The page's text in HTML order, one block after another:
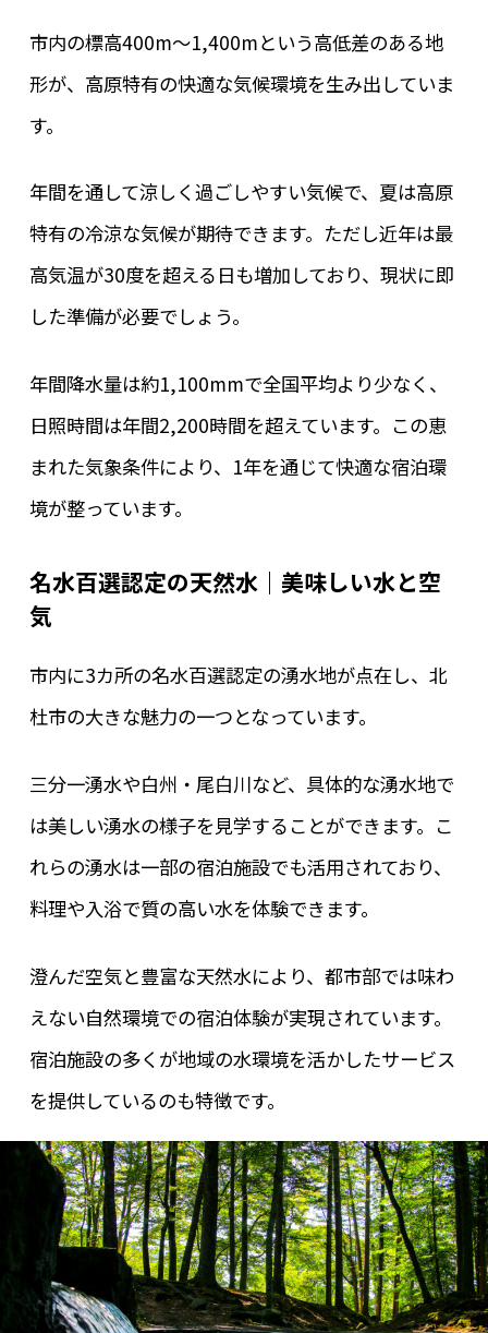
市内の標高400m～1,400mという高低差のある地
形が、高原特有の快適な気候環境を生み出していま
す。
年間を通して涼しく過ごしやすい気候で、夏は高原
特有の冷涼な気候が期待できます。ただし近年は最
高気温が30度を超える日も増加しており、現状に即
した準備が必要でしょう。
年間降水量は約1,100mmで全国平均より少なく、
日照時間は年間2,200時間を超えています。この恵
まれた気象条件により、1年を通じて快適な宿泊環
境が整っています。
名水百選認定の天然水｜美味しい水と空
気
市内に3カ所の名水百選認定の湧水地が点在し、北
杜市の大きな魅力の一つとなっています。
三分一湧水や白州・尾白川など、具体的な湧水地で
は美しい湧水の様子を見学することができます。こ
れらの湧水は一部の宿泊施設でも活用されており、
料理や入浴で質の高い水を体験できます。
澄んだ空気と豊富な天然水により、都市部では味わ
えない自然環境での宿泊体験が実現されています。
宿泊施設の多くが地域の水環境を活かしたサービス
を提供しているのも特徴です。